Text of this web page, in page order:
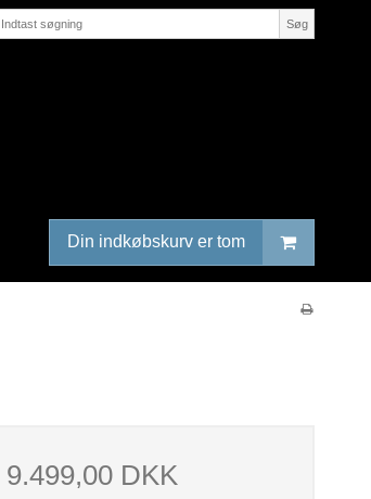
Søg
Din indkøbskurv er tom
9.499,00 DKK